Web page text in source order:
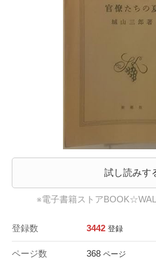
試し読みす
※電子書籍ストア
登録数 3442 登録
ページ数 368 ページ